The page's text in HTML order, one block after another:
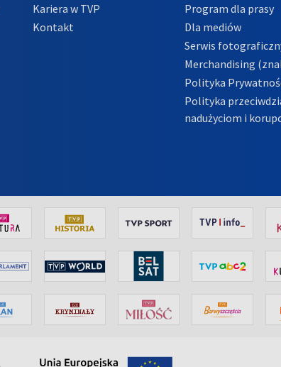
Kariera w TVP
Kontakt
Program dla prasy
Dla mediów
Serwis
Merchandising
Polityka
Polityka
nadużyciom i